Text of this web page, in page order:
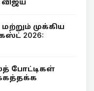
மற்றும் முக்கிய
2026:
போட்டிகள்